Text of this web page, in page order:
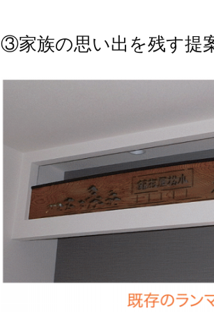
③家族の思い出を残す提